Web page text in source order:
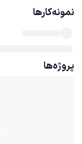
نمونه‌کارها
پروژه‌ها